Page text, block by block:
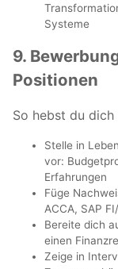
Systeme
9.
Positionen
So hebst du dich
Stelle in
vor:
Erfahrungen
Füge
ACCA, SAP
Bereite dich
einen
Zeige in